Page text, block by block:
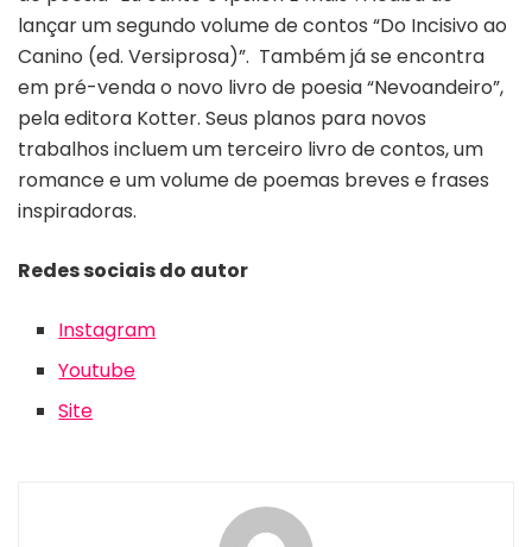
lançar um segundo volume de contos “Do Incisivo ao
Canino (ed. Versiprosa)”. Também já se encontra
em pré-venda o novo livro de poesia “Nevoandeiro”,
pela editora Kotter. Seus planos para novos
trabalhos incluem um terceiro livro de contos, um
romance e um volume de poemas breves e frases
inspiradoras.
Redes sociais do autor
Instagram
Youtube
Site